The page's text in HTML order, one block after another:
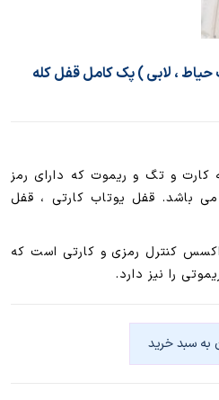
حیاط ، لابی ) پک کامل قفل کله
کارت و تگ و ریموت که دارای رمز
باشد. قفل یوتاب کارتی ، قفل
کنترل رمزی و کارتی است که
را نیز دارد.
به سبد خرید